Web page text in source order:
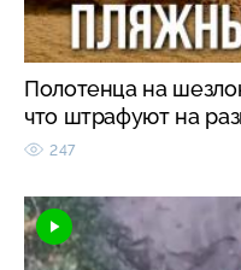
Полотенца на
что штрафуют на
247